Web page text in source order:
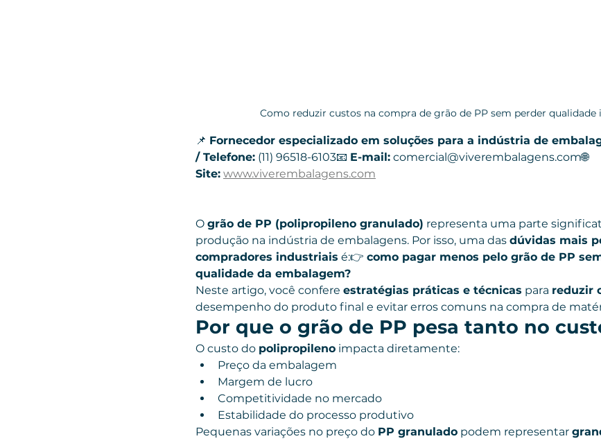
Como reduzir custos na compra de grão de PP sem perder qualidade
📌 Fornecedor especializado em soluções para a indústria de
/ Telefone: (11) 96518-6103📧 E-mail: comercial@viverembalagens.com🌐
Site: www.viverembalagens.com
O grão de PP (polipropileno granulado) representa uma parte
produção na indústria de embalagens. Por isso, uma das dúvidas mais
compradores industriais é:👉 como pagar menos pelo grão de PP
qualidade da embalagem?
Neste artigo, você confere estratégias práticas e técnicas para reduzir
desempenho do produto final e evitar erros comuns na compra de
Por que o grão de PP pesa tanto no
O custo do polipropileno impacta diretamente:
Preço da embalagem
Margem de lucro
Competitividade no mercado
Estabilidade do processo produtivo
Pequenas variações no preço do PP granulado podem representar